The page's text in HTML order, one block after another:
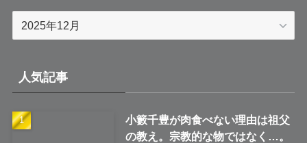
ブ
人気記事
小籔千豊が肉食べない理由は祖父
の教え。宗教的な物ではなく…。